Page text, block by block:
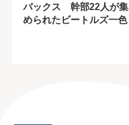
バックス 幹部22人が集
められたビートルズ一色